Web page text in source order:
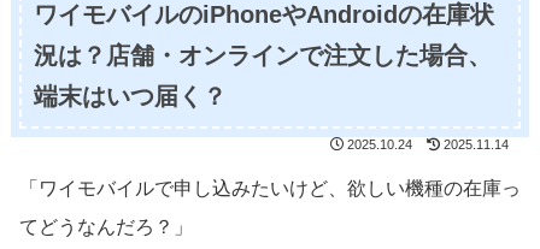
ワイモバイルのiPhoneやAndroidの在庫状
況は？店舗・オンラインで注文した場合、
端末はいつ届く？
2025.10.24 2025.11.14
「ワイモバイルで申し込みたいけど、欲しい機種の在庫っ
てどうなんだろ？」